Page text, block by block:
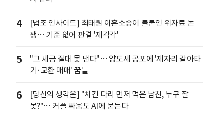
4
[법조 인사이드] 최태원 이혼소송이 불붙인 위자료 논
쟁… 기준 없어 판결 '제각각'
5
"그 세금 절대 못 낸다"… 양도세 공포에 '제자리 갈아타
기·교환 매매' 꿈틀
6
[당신의 생각은] "치킨 다리 먼저 먹은 남친, 누구 잘
못?"… 커플 싸움도 AI에 묻는다